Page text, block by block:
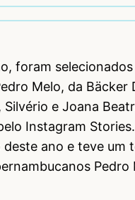
foram
Melo, da
Silvério e Joana
Instagram
deste ano e teve
Pedro